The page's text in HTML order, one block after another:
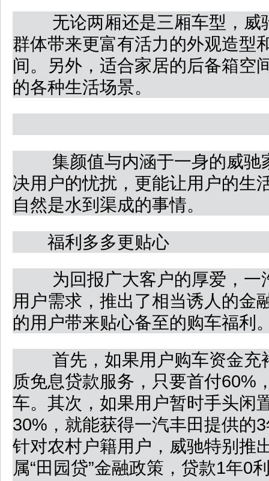
无论两厢还是三厢车型，威
群体带来更富有活力的外观造型
间。另外，适合家居的后备箱空
的各种生活场景。
集颜值与内涵于一身的威驰
决用户的忧扰，更能让用户的生
自然是水到渠成的事情。
福利多多更贴心
为回报广大客户的厚爱，一
用户需求，推出了相当诱人的金
的用户带来贴心备至的购车福利
首先，如果用户购车资金充
质免息贷款服务，只要首付60%
车。其次，如果用户暂时手头闲
30%，就能获得一汽丰田提供的
针对农村户籍用户，威驰特别推
属“田园贷”金融政策，贷款1年0